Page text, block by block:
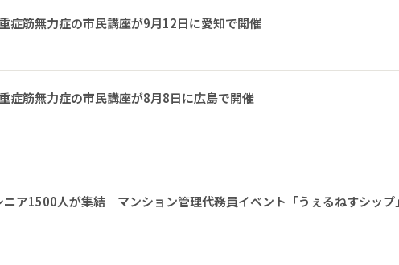
筋無力症の市民講座が9月12日に愛知で開催
筋無力症の市民講座が8月8日に広島で開催
ニア1500人が集結 マンション管理代務員イベント「うぇるねすシップ